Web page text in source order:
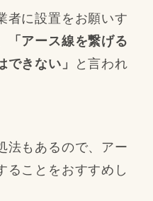
者に設置をお願いす
「アース線を繋げる
きない」
と言われ
法もあるので、アー
ることをおすすめし